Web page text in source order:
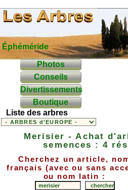
Éphéméride
Photos
Conseils
Divertissements
Boutique
Liste des arbres
Merisier - Achat
semences : 4
Cherchez un article,
français (avec ou sans
ou nom latin :